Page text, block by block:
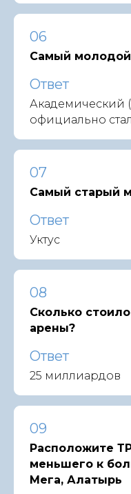
06
Самый молодой
Ответ
Академический
официально
07
Самый старый
Ответ
Уктус
08
Сколько
арены?
Ответ
25 миллиардов
09
Расположите
меньшего к
Мега, Алатырь